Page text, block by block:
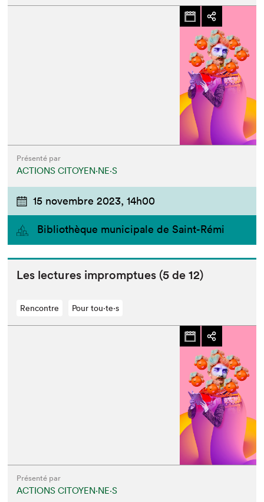
Présenté par
ACTIONS CITOYEN⋅NE⋅S
15 novembre 2023, 14h00
Bibliothèque municipale de Saint-Rémi
Les lec­tures impromptues (5 de12)
Rencontre Pour tou⋅te⋅s
Présenté par
ACTIONS CITOYEN⋅NE⋅S